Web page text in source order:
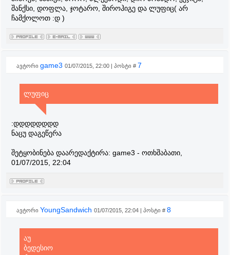
შანქსი, დოფლა, ჯოტარო, შიროჰიგე და ლუფიც( არ
ჩამქოლოთ :დ )
ავტორი game3 01/07/2015, 22:00 | პოსტი # 7
ლუფიც
:დდდდდდდდ
ნაცუ დაგეწერა
შეტყობინება დაარედაქტირა: game3 - ოთხშაბათი,
01/07/2015, 22:04
ავტორი YoungSandwich 01/07/2015, 22:04 | პოსტი # 8
აუ
ბედესიო